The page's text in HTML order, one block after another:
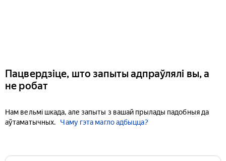
Пацвердзіце, што запыты адпраўлялі вы, а
не робат
Нам вельмі шкада, але запыты з вашай прылады падобныя да
аўтаматычных.
Чаму гэта магло адбыцца?